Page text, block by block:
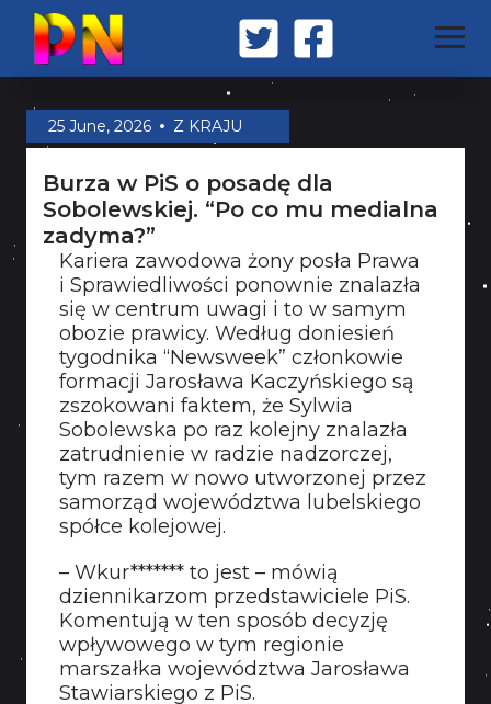
STRONA GŁÓWNA
Z KRAJU
ŚWIAT
MILITARIA
OPINIA
KONTAKT
25 June, 2026 Z KRAJU
Burza w PiS o posadę dla
Sobolewskiej. “Po co mu medialna
zadyma?”
Kariera zawodowa żony posła Prawa
i Sprawiedliwości ponownie znalazła
się w centrum uwagi i to w samym
obozie prawicy. Według doniesień
tygodnika “Newsweek” członkowie
formacji Jarosława Kaczyńskiego są
zszokowani faktem, że Sylwia
Sobolewska po raz kolejny znalazła
zatrudnienie w radzie nadzorczej,
tym razem w nowo utworzonej przez
samorząd województwa lubelskiego
spółce kolejowej.
– Wkur******* to jest – mówią
dziennikarzom przedstawiciele PiS.
Komentują w ten sposób decyzję
wpływowego w tym regionie
marszałka województwa Jarosława
Stawiarskiego z PiS.